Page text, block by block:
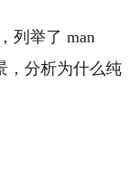
列举了 man
，分析为什么纯